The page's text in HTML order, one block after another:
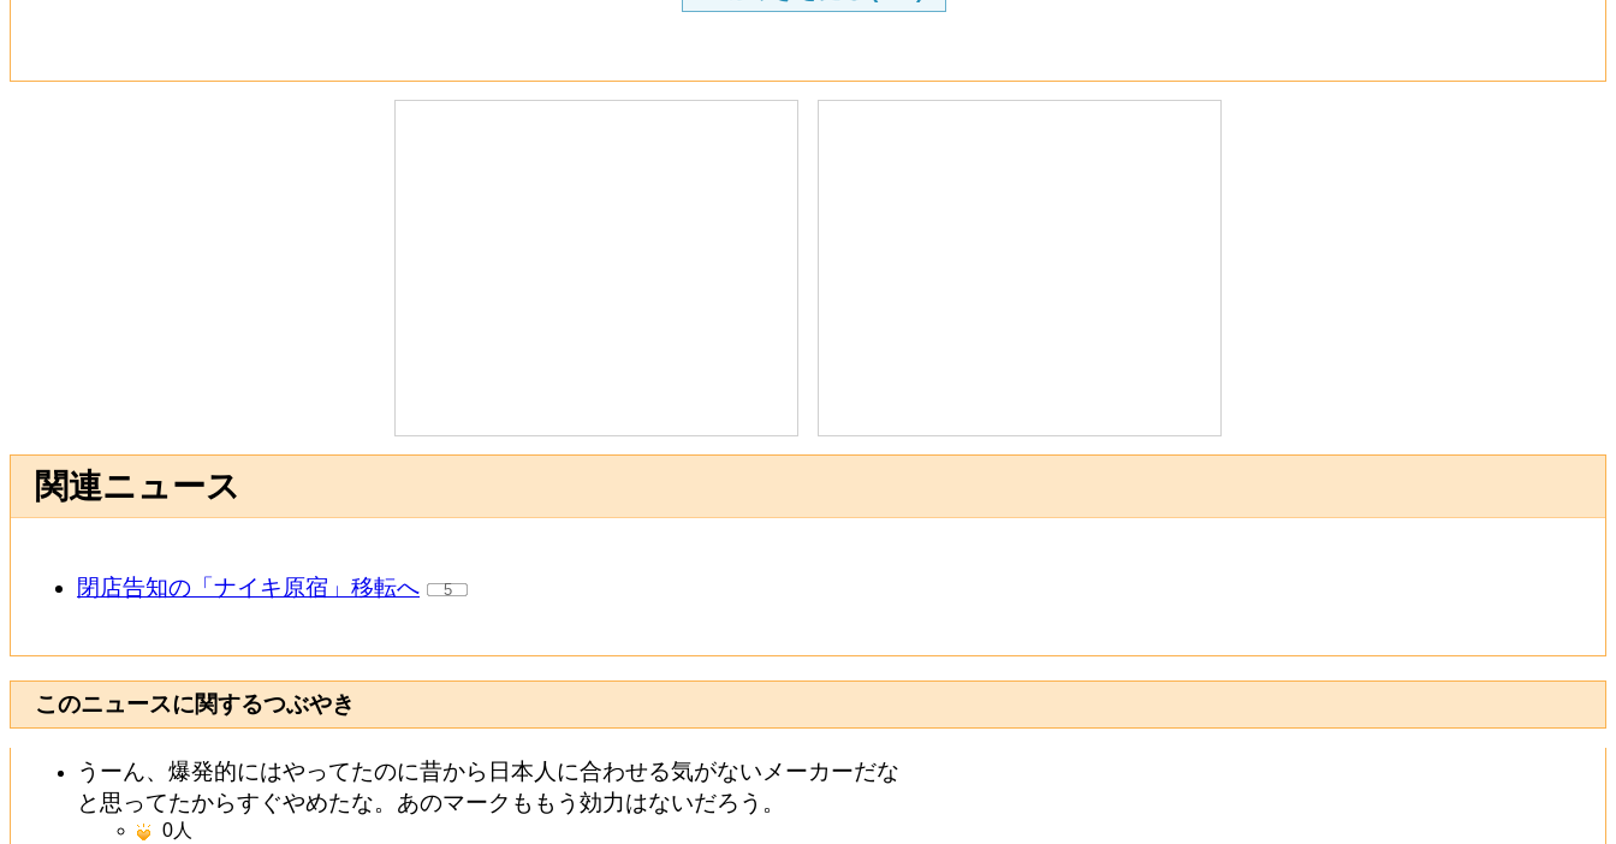
関連ニュース
閉店告知の「ナイキ原宿」移転へ 5
このニュースに関するつぶやき
うーん、爆発的にはやってたのに昔から日本人に合わせる気がないメーカーだな
と思ってたからすぐやめたな。あのマークももう効力はないだろう。
0人